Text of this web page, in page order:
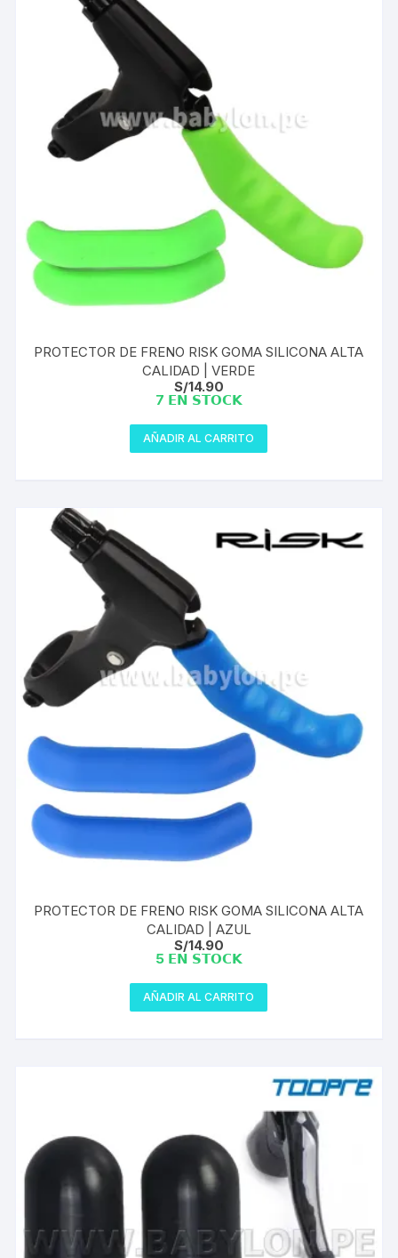
PROTECTOR DE FRENO RISK GOMA SILICONA ALTA
CALIDAD | VERDE
S/14.90
7 𝗘𝗡 𝗦𝗧𝗢𝗖𝗞
AÑADIR AL CARRITO
PROTECTOR DE FRENO RISK GOMA SILICONA ALTA
CALIDAD | AZUL
S/14.90
5 𝗘𝗡 𝗦𝗧𝗢𝗖𝗞
AÑADIR AL CARRITO